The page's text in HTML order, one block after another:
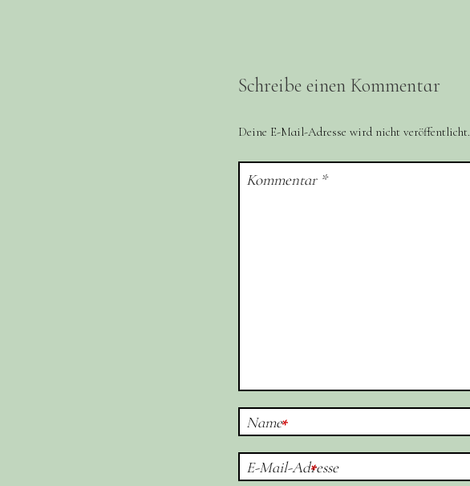
Schreibe einen Kommentar
Deine E-Mail-Adresse wird nicht veröffentlicht.
Kommentar *
Name*
E-Mail-Adresse
*